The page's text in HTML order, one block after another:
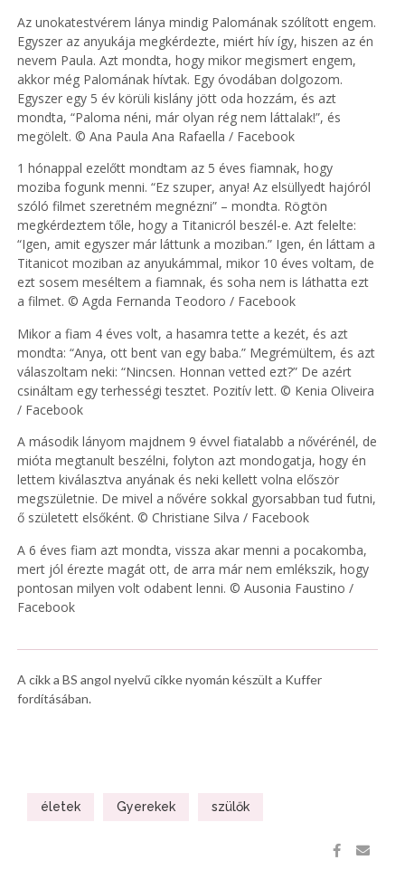
Az unokatestvérem lánya mindig Palomának szólított engem.
Egyszer az anyukája megkérdezte, miért hív így, hiszen az én
nevem Paula. Azt mondta, hogy mikor megismert engem,
akkor még Palomának hívtak. Egy óvodában dolgozom.
Egyszer egy 5 év körüli kislány jött oda hozzám, és azt
mondta, “Paloma néni, már olyan rég nem láttalak!”, és
megölelt. © Ana Paula Ana Rafaella / Facebook
1 hónappal ezelőtt mondtam az 5 éves fiamnak, hogy
moziba fogunk menni. “Ez szuper, anya! Az elsüllyedt hajóról
szóló filmet szeretném megnézni” – mondta. Rögtön
megkérdeztem tőle, hogy a Titanicról beszél-e. Azt felelte:
“Igen, amit egyszer már láttunk a moziban.” Igen, én láttam a
Titanicot moziban az anyukámmal, mikor 10 éves voltam, de
ezt sosem meséltem a fiamnak, és soha nem is láthatta ezt
a filmet. © Agda Fernanda Teodoro / Facebook
Mikor a fiam 4 éves volt, a hasamra tette a kezét, és azt
mondta: “Anya, ott bent van egy baba.” Megrémültem, és azt
válaszoltam neki: “Nincsen. Honnan vetted ezt?” De azért
csináltam egy terhességi tesztet. Pozitív lett. © Kenia Oliveira
/ Facebook
A második lányom majdnem 9 évvel fiatalabb a nővérénél, de
mióta megtanult beszélni, folyton azt mondogatja, hogy én
lettem kiválasztva anyának és neki kellett volna először
megszületnie. De mivel a nővére sokkal gyorsabban tud futni,
ő született elsőként. © Christiane Silva / Facebook
A 6 éves fiam azt mondta, vissza akar menni a pocakomba,
mert jól érezte magát ott, de arra már nem emlékszik, hogy
pontosan milyen volt odabent lenni. © Ausonia Faustino /
Facebook
A cikk a BS angol nyelvű cikke nyomán készült a Kuffer
fordításában.
életek Gyerekek szülők